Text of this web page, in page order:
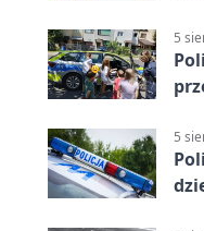
5
5